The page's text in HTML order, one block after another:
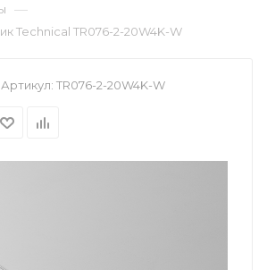
—
Technical TR076-2-20W4K-W
Артикул: TR076-2-20W4K-W